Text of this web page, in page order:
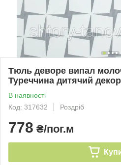
Тюль деворе випал
Туреччина дитячий декор
В наявності
Код: 317632
Роздріб
778 ₴/пог.м